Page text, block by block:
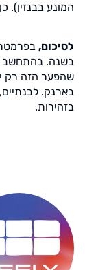
המונע בבנזין).
לסיכום,
בשנה. בהתחשב
שהפער הזה רק
בארנק.
בזהירות.